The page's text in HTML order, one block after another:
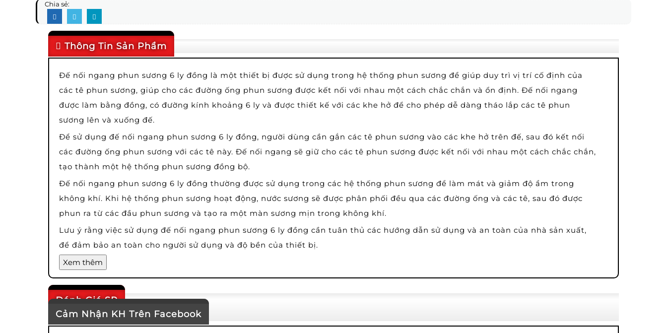
Chia sẻ:
Thông Tin Sản Phẩm
Đế nối ngang phun sương 6 ly đồng là một thiết bị được sử dụng trong hệ thống phun sương để giúp duy trì vị trí cố định của
các tê phun sương, giúp cho các đường ống phun sương được kết nối với nhau một cách chắc chắn và ổn định. Đế nối ngang
được làm bằng đồng, có đường kính khoảng 6 ly và được thiết kế với các khe hở để cho phép dễ dàng tháo lắp các tê phun
sương lên và xuống đế.
Để sử dụng đế nối ngang phun sương 6 ly đồng, người dùng cần gắn các tê phun sương vào các khe hở trên đế, sau đó kết nối
các đường ống phun sương với các tê này. Đế nối ngang sẽ giữ cho các tê phun sương được kết nối với nhau một cách chắc chắn,
tạo thành một hệ thống phun sương đồng bộ.
Đế nối ngang phun sương 6 ly đồng thường được sử dụng trong các hệ thống phun sương để làm mát và giảm độ ẩm trong
không khí. Khi hệ thống phun sương hoạt động, nước sương sẽ được phân phối đều qua các đường ống và các tê, sau đó được
phun ra từ các đầu phun sương và tạo ra một màn sương mịn trong không khí.
Lưu ý rằng việc sử dụng đế nối ngang phun sương 6 ly đồng cần tuân thủ các hướng dẫn sử dụng và an toàn của nhà sản xuất,
để đảm bảo an toàn cho người sử dụng và độ bền của thiết bị.
Xem thêm
Đánh Giá SP
Cảm Nhận KH Trên Facebook